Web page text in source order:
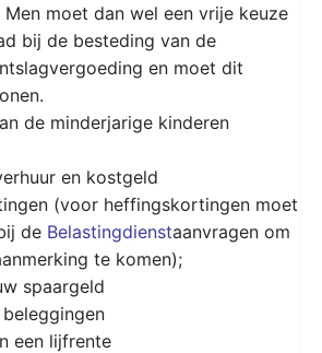
moet dan wel een vrije keuze
bij de besteding van de
en moet dit
de minderjarige kinderen
en kostgeld
(voor heffingskortingen moet
de Belastingdienstaanvragen om
te komen);
spaargeld
een lijfrente